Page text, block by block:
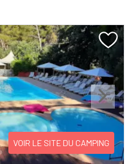
Next
VOIR LE SITE DU CAMPING